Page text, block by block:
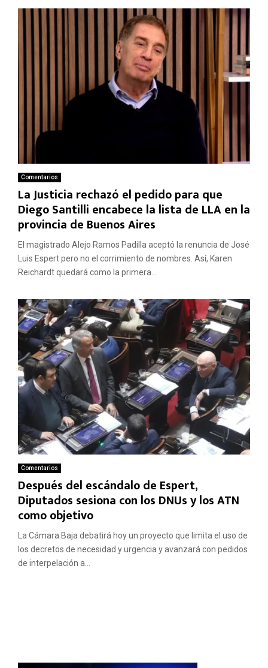
Comentarios
La Justicia rechazó el pedido para que
Diego Santilli encabece la lista de LLA en la
provincia de Buenos Aires
El magistrado Alejo Ramos Padilla aceptó la renuncia de José
Luis Espert pero no el corrimiento de nombres. Así, Karen
Reichardt quedará como la primera...
Comentarios
Después del escándalo de Espert,
Diputados sesiona con los DNUs y los ATN
como objetivo
La Cámara Baja debatirá hoy un proyecto que limita el uso de
los decretos de necesidad y urgencia y avanzará con pedidos
de interpelación a...